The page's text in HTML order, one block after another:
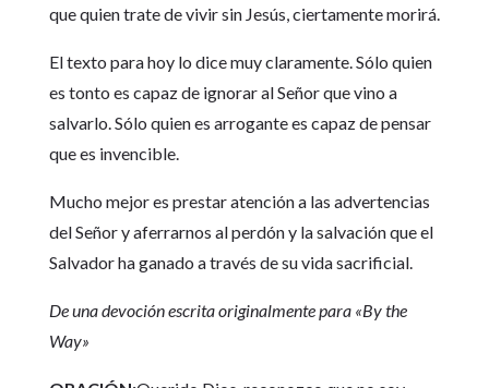
que quien trate de vivir sin Jesús, ciertamente morirá.
El texto para hoy lo dice muy claramente. Sólo quien
es tonto es capaz de ignorar al Señor que vino a
salvarlo. Sólo quien es arrogante es capaz de pensar
que es invencible.
Mucho mejor es prestar atención a las advertencias
del Señor y aferrarnos al perdón y la salvación que el
Salvador ha ganado a través de su vida sacrificial.
De una devoción escrita originalmente para «By the
Way»